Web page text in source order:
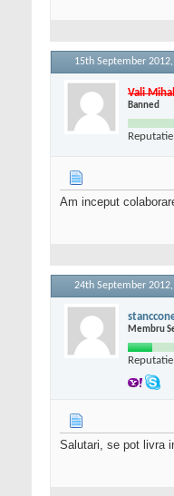
15th September 2012,
Vali
Banned
Am inceput
24th September 2012,
Membru
Salutari, se pot livra